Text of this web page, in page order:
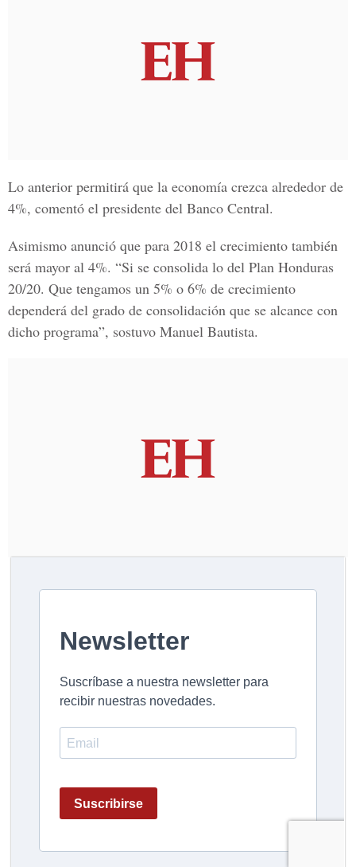
Lo anterior permitirá que la economía crezca alrededor de
4%, comentó el presidente del Banco Central.
Asimismo anunció que para 2018 el crecimiento también
será mayor al 4%. “Si se consolida lo del Plan Honduras
20/20. Que tengamos un 5% o 6% de crecimiento
dependerá del grado de consolidación que se alcance con
dicho programa”, sostuvo Manuel Bautista.